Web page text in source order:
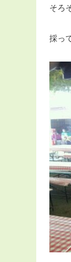
そろ
採っ